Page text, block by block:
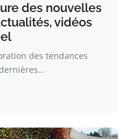
des nouvelles
vidéos
des tendances